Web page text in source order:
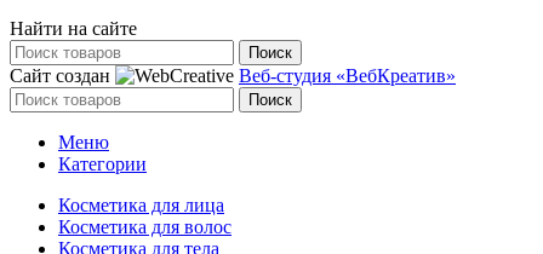
Найти на сайте
Поиск
Сайт создан Веб-студия «ВебКреатив»
Поиск
Меню
Категории
Косметика для лица
Косметика для волос
Косметика для тела